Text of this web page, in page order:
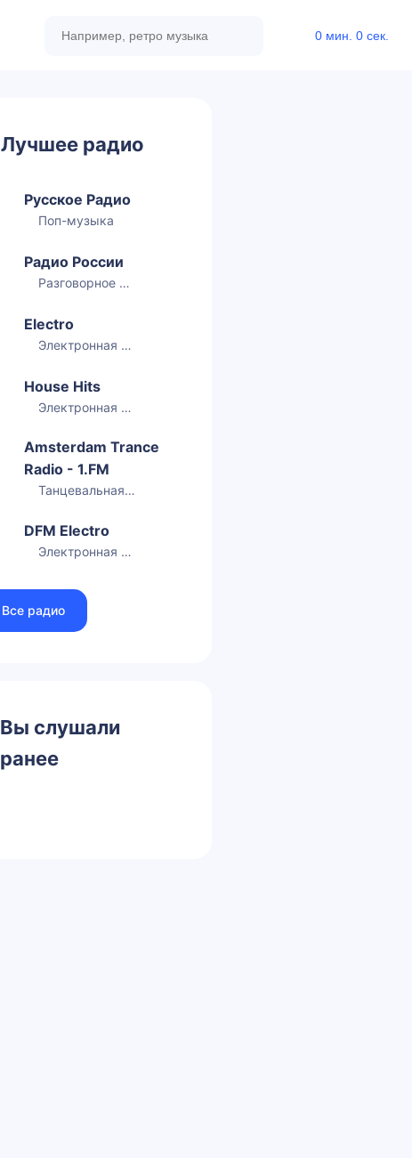
0 мин. 0 сек.
Лучшее радио
Русское Радио
Поп-музыка
Радио России
Разговорное радио
Electro
Электронная музыка
House Hits
Электронная музыка
Amsterdam Trance
Radio - 1.FM
Танцевальная музыка
DFM Electro
Электронная музыка
Все радио
Вы слушали
ранее